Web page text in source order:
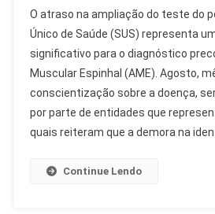
Na
Ampliação
Do
Teste
Do
Pezinho
Dificulta
O atraso na ampliação do teste do
Único de Saúde (SUS) representa
significativo para o diagnóstico
Muscular Espinhal (AME). Agosto,
conscientização sobre a doença,
por parte de entidades que
quais reiteram que a demora na
Continue Lendo